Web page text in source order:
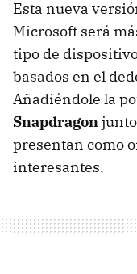
Esta nueva
Microsoft será
tipo de
basados en el
Añadiéndole la
Snapdragon
presentan como
interesantes.